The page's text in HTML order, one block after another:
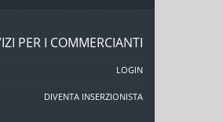
PER I COMMERCIANTI
LOGIN
DIVENTA INSERZIONISTA